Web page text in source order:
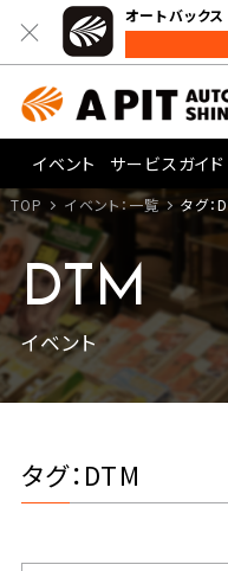
オートバック
イベント
サービスガイド
TOP イベント：一覧 タグ：
DTM
イベント
タグ：DTM